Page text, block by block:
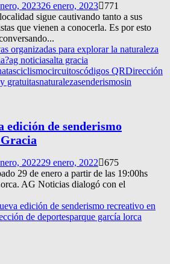
202326 enero, 2023
771
sigue cautivando tanto a sus
que vienen a conocerla. Es por esto
organizadas para explorar la naturaleza
ag noticiasalta gracia
ciclismocircuitoscódigos QRDirección
gratuitasnaturalezasenderismosin
edición de senderismo
202229 enero, 2022
675
29 de enero a partir de las 19:00hs
AG Noticias dialogó con el
edición de senderismo recreativo en
de deportesparque garcía lorca